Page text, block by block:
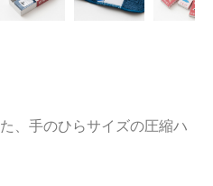
、手のひらサイズの圧縮ハ